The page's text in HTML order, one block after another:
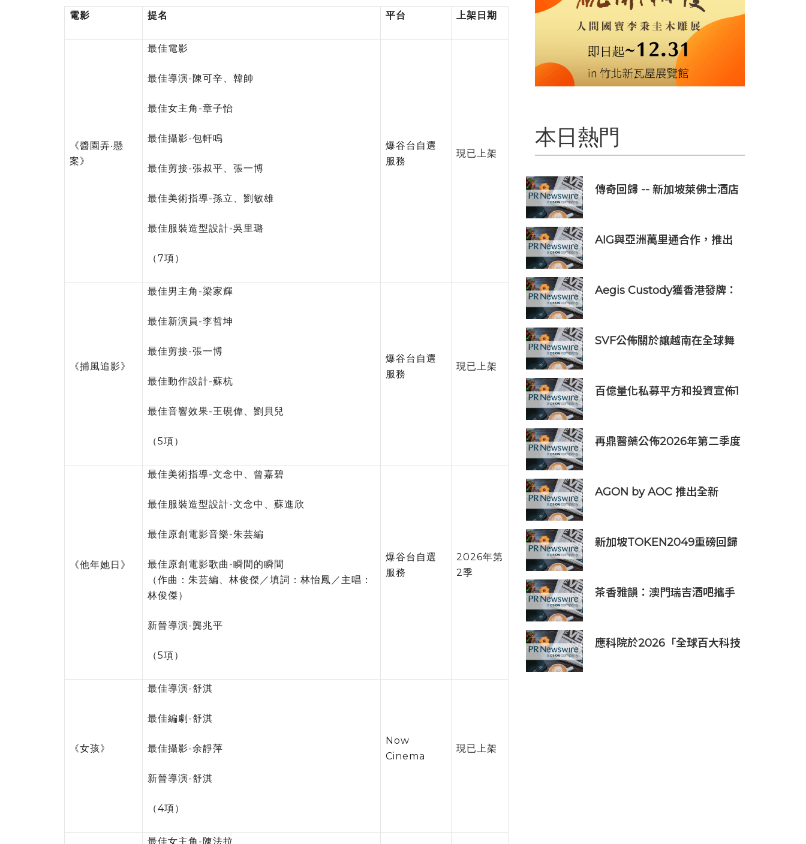
電影 提名 平台 上架日期
《醬園弄‧懸
案》
最佳電影
最佳導演-陳可辛、韓帥
最佳女主角-章子怡
最佳攝影-包軒鳴
最佳剪接-張叔平、張一博
最佳美術指導-孫立、劉敏雄
最佳服裝造型設計-吳里璐
（7項）
爆谷台自選
服務
現已上架
《捕風追影》
最佳男主角-梁家輝
最佳新演員-李哲坤
最佳剪接-張一博
最佳動作設計-蘇杭
最佳音響效果-王硯偉、劉貝兒
（5項）
爆谷台自選
服務
現已上架
《他年她日》
最佳美術指導-文念中、曾嘉碧
最佳服裝造型設計-文念中、蘇進欣
最佳原創電影音樂-朱芸編
最佳原創電影歌曲-瞬間的瞬間
（作曲：朱芸編、林俊傑／填詞：林怡鳳／主唱：
林俊傑）
新晉導演-龔兆平
（5項）
爆谷台自選
服務
2026年第
2季
《女孩》
最佳導演-舒淇
最佳編劇-舒淇
最佳攝影-余靜萍
新晉導演-舒淇
（4項）
Now
Cinema
現已上架
最佳女主角-陳法拉
本日熱門
傳奇回歸 -- 新加坡萊佛士酒店
AIG與亞洲萬里通合作，推出
Aegis Custody獲香港發牌：
SVF公佈關於讓越南在全球舞
百億量化私募平方和投資宣佈1
再鼎醫藥公佈2026年第二季度
AGON by AOC 推出全新
新加坡TOKEN2049重磅回歸
茶香雅韻：澳門瑞吉酒吧攜手
應科院於2026「全球百大科技